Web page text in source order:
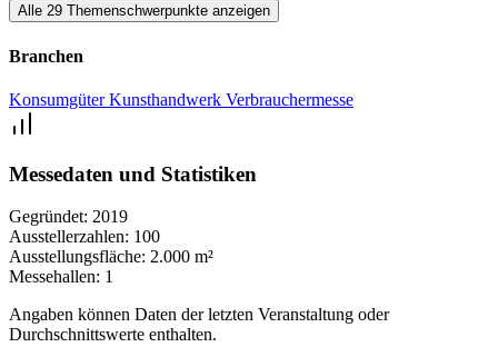
Alle 29 Themenschwerpunkte anzeigen
Branchen
KonsumgüterKunsthandwerk Verbrauchermesse
Messedaten und Statistiken
Gegründet: 2019
Ausstellerzahlen: 100
Ausstellungsfläche: 2.000 m²
Messehallen: 1
Angaben können Daten der letzten Veranstaltung oder
Durchschnittswerte enthalten.